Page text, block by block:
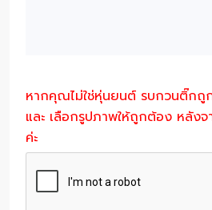
หากคุณไม่ใช่หุ่นยนต์ รบกวนติ๊ก
และ เลือกรูปภาพให้ถูกต้อง หลัง
ค่ะ